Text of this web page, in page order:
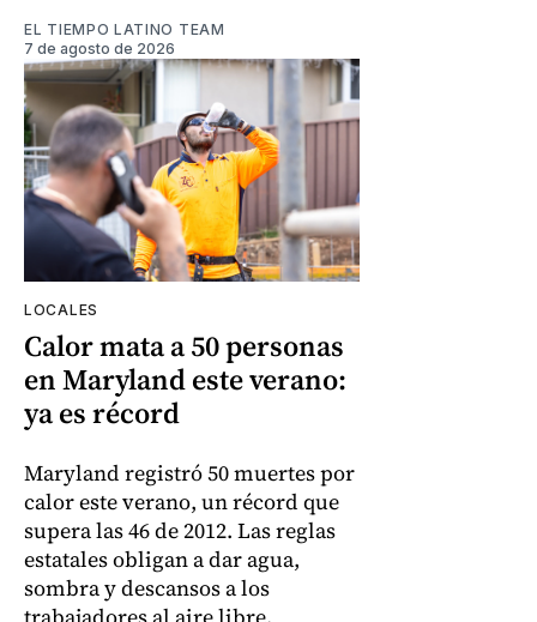
EL TIEMPO LATINO TEAM
7 de agosto de 2026
LOCALES
Calor mata a 50 personas
en Maryland este verano:
ya es récord
Maryland registró 50 muertes por
calor este verano, un récord que
supera las 46 de 2012. Las reglas
estatales obligan a dar agua,
sombra y descansos a los